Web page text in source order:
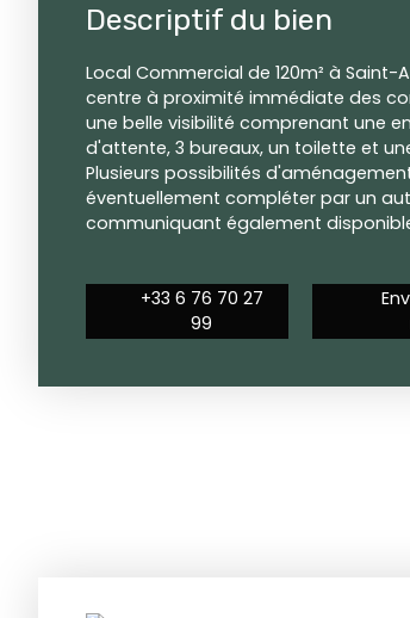
Descriptif du bien
Local Commercial de 120m² à
centre à proximité immédiate des
une belle visibilité comprenant une
d'attente, 3 bureaux, un toilette et
Plusieurs possibilités
éventuellement compléter par un
communiquant également
+33 6 76 70 27
99